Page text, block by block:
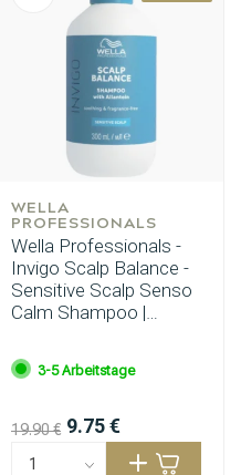
Haarfärbung
WELLA
PROFESSIONALS
Wella Professionals -
Invigo Scalp Balance -
Sensitive Scalp Senso
Calm Shampoo |
3-5 Arbeitstage
19.90 € 9.75 €